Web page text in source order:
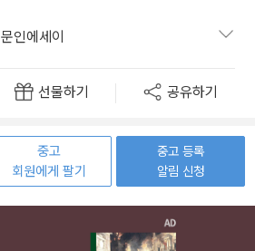
문인에세이
선물하기 공유하기
중고
회원에게 팔기
중고 등록
알림 신청